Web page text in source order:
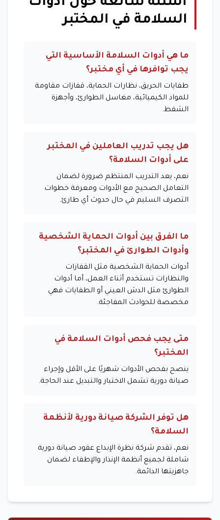
أسئلة شائعة حول أدوات
السلامة في المختبر
ما هي أدوات السلامة الأساسية التي
يجب توافرها في أي مختبر؟
طفايات الحريق، نظارات الحماية، قفازات مقاومة
للمواد الكيميائية، مغاسل الطوارئ، وأجهزة
الشفط.
هل يجب تدريب العاملين في المختبر
على أدوات السلامة؟
نعم، يعد التدريب المنتظم ضرورة لضمان
التعامل الصحيح مع الأدوات ومعرفة خطوات
التصرف السليم في حال حدوث أي طارئ.
ما الفرق بين أدوات الحماية الشخصية
وأدوات الطوارئ في المختبر؟
أدوات الحماية الشخصية مثل القفازات
والنظارات تستخدم أثناء العمل، أما أدوات
الطوارئ مثل الدش العيني أو الطفايات فهي
مخصصة للحوادث المفاجئة.
متى يجب فحص أدوات السلامة في
المختبر؟
ينصح بفحص الأدوات شهريًا على الأقل وإجراء
صيانة دورية تشمل الاختبار والتبديل عند الحاجة.
هل توفر الشركة صيانة دورية لأنظمة
السلامة؟
نعم، تقدم شركة نظرة الإبداع عقود صيانة دورية
شاملة لجميع أنظمة الإنذار والإطفاء لضمان
جاهزيتها الدائمة.